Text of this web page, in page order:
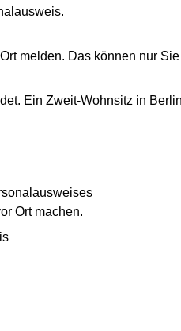
melden. Das können nur
Ein Zweit-Wohnsitz in
Ort machen.